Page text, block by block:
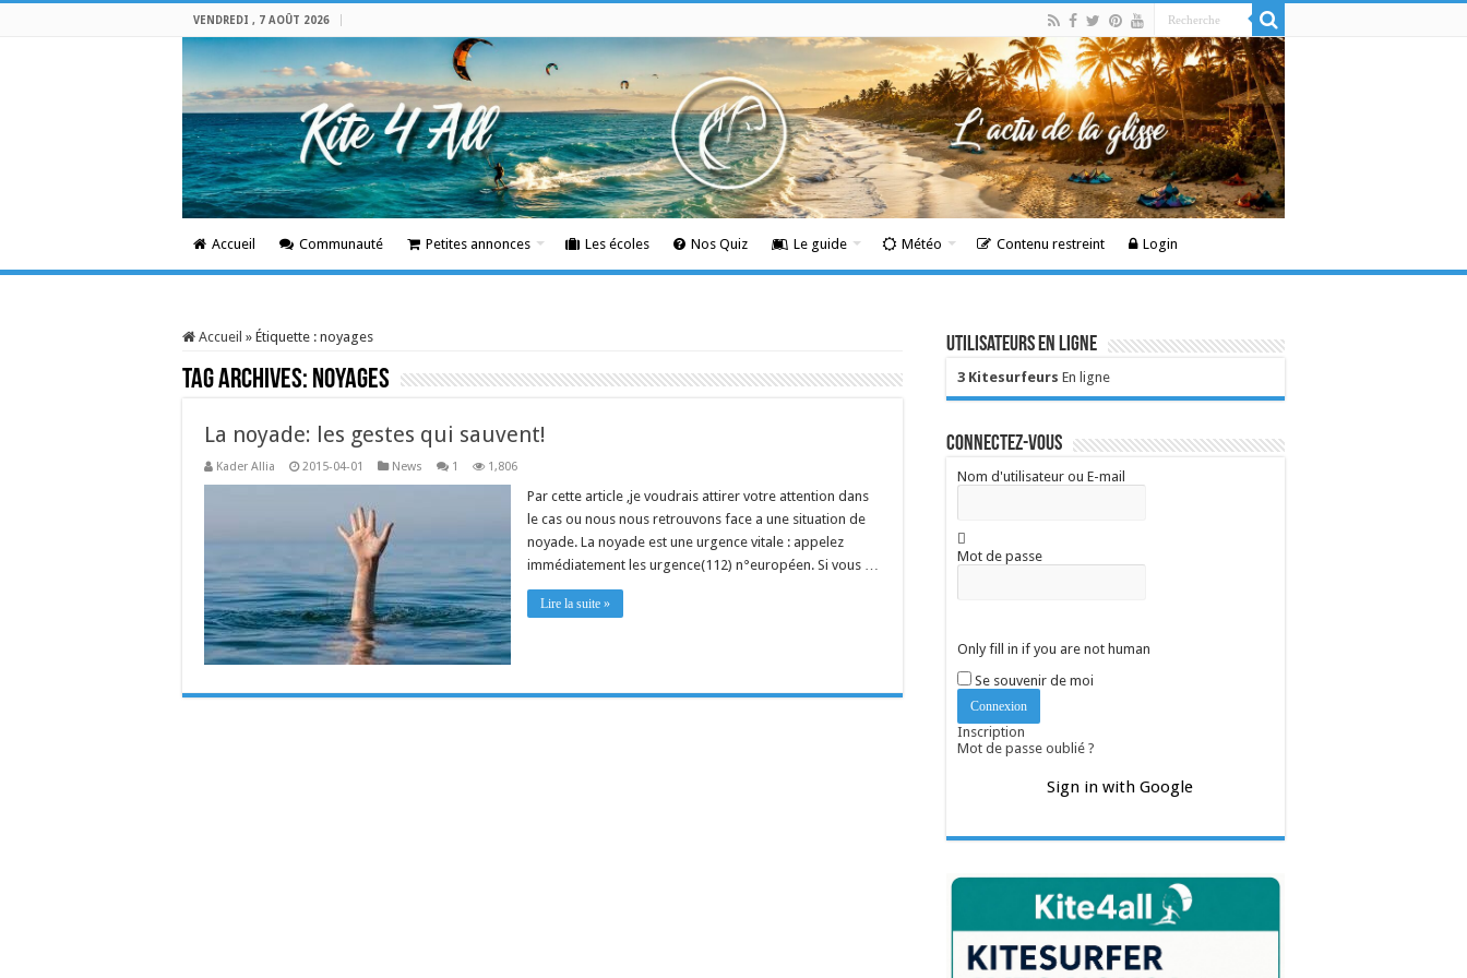
VENDREDI , 7 AOÛT 2026
Accueil Communauté Petites annonces Les écoles Nos Quiz Le guide Météo Contenu restreint Login
Accueil » Étiquette : noyages
Tag Archives: noyages
La noyade: les gestes qui sauvent!
Kader Allia 2015-04-01 News 1 1,806
Par cette article ,je voudrais attirer votre attention dans
le cas ou nous nous retrouvons face a une situation de
noyade. La noyade est une urgence vitale : appelez
immédiatement les urgence(112) n°européen. Si vous …
Lire la suite »
Utilisateurs en ligne
3 Kitesurfeurs En ligne
Connectez-vous
Nom d'utilisateur ou E-mail
Mot de passe
Only fill in if you are not human
Se souvenir de moi
Inscription
Mot de passe oublié ?
Sign in with Google